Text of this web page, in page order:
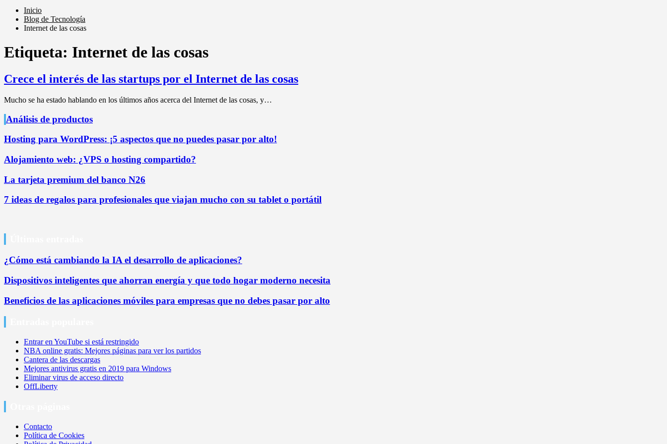
Inicio
Blog de Tecnología
Internet de las cosas
Etiqueta: Internet de las cosas
Crece el interés de las startups por el Internet de las cosas
Mucho se ha estado hablando en los últimos años acerca del Internet de las cosas, y…
Análisis de productos
Hosting para WordPress: ¡5 aspectos que no puedes pasar por alto!
Alojamiento web: ¿VPS o hosting compartido?
La tarjeta premium del banco N26
7 ideas de regalos para profesionales que viajan mucho con su tablet o portátil
¿Cómo está cambiando la IA el desarrollo de aplicaciones?
Dispositivos inteligentes que ahorran energía y que todo hogar moderno necesita
Beneficios de las aplicaciones móviles para empresas que no debes pasar por alto
Entrar en YouTube si está restringido
NBA online gratis: Mejores páginas para ver los partidos
Cantera de las descargas
Mejores antivirus gratis en 2019 para Windows
Eliminar virus de acceso directo
OffLiberty
Contacto
Política de Cookies